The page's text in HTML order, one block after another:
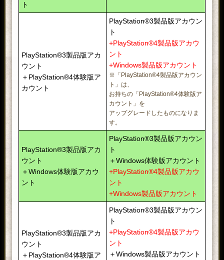
ト
PlayStation®3製品版アカ
ウント
＋PlayStation®4体験版ア
カウント
PlayStation®3製品版アカウン
ト
+PlayStation®4製品版アカウ
ント
+Windows製品版アカウント
※「PlayStation®4製品版アカウン
ト」は、
お持ちの「PlayStation®4体験版ア
カウント」を
アップグレードしたものになりま
す。
PlayStation®3製品版アカ
ウント
＋Windows体験版アカウ
ント
PlayStation®3製品版アカウン
ト
＋Windows体験版アカウント
+PlayStation®4製品版アカウ
ント
+Windows製品版アカウント
PlayStation®3製品版アカ
ウント
＋PlayStation®4体験版ア
PlayStation®3製品版アカウン
ト
+PlayStation®4製品版アカウ
ント
＋Windows製品版アカウント